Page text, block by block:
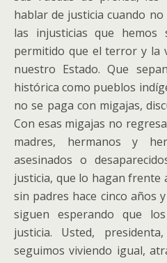
hablar de justicia cuando
las injusticias que hemos
permitido que el terror y la
nuestro Estado. Que
histórica como pueblos
no se paga con migajas,
Con esas migajas no
madres, hermanos y
asesinados o
justicia, que lo hagan frente
sin padres hace cinco años
siguen esperando que
justicia. Usted,
seguimos viviendo igual,